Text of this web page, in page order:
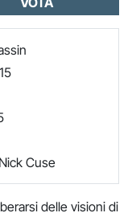
Cuse
delle visioni di